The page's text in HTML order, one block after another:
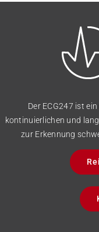
Der ECG247 ist
kontinuierlichen und
zur Erkennung